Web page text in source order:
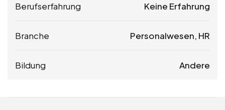
Berufserfahrung Keine Erfahrung
Branche Personalwesen, HR
Bildung Andere